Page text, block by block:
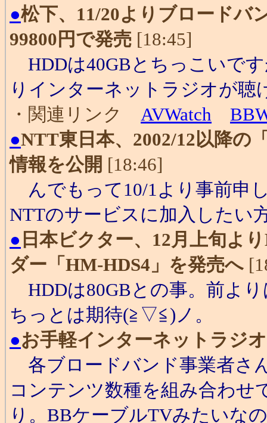
●松下、11/20よりブロードバ
99800円で発売 [18:45]
HDDは40GBとちっこいで
りインターネットラジオが聴
・関連リンク AVWatch
●NTT東日本、2002/12以降の
情報を公開 [18:46]
んでもって10/1より事前申
NTTのサービスに加入したい
● 日本ビクター、12月上旬よ
ダー「HM-HDS4」を発売へ
HDDは80GBとの事。前よ
ちっとは期待(≧▽≦)ノ。
●お手軽インターネットラジ
各ブロードバンド事業者さ
コンテンツ数種を組み合わせ
り。BBケーブルTVみたいな